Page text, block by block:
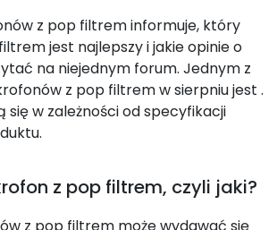
z pop filtrem informuje, który
jest najlepszy i jakie opinie o
na niejednym forum. Jednym z
z pop filtrem w sierpniu jest .
się w zależności od specyfikacji
z pop filtrem, czyli jaki?